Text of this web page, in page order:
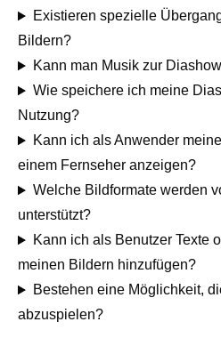
Existieren spezielle
Bildern?
Kann man Musik zur
Wie speichere ich meine
Nutzung?
Kann ich als Anwender
einem Fernseher anzeigen?
Welche Bildformate werden
unterstützt?
Kann ich als Benutzer Texte
meinen Bildern hinzufügen?
Bestehen eine Möglichkeit,
abzuspielen?